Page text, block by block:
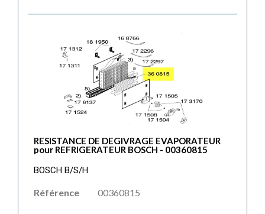
RESISTANCE DE DEGIVRAGE EVAPORATEUR
pour REFRIGERATEUR BOSCH - 00360815
BOSCH B/S/H
Référence 00360815